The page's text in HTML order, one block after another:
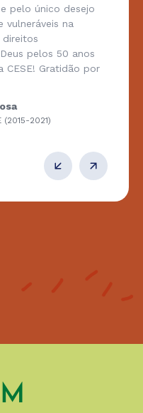
pelo único desejo
vulneráveis na
direitos
pelos 50 anos
CESE! Gratidão por
2021)